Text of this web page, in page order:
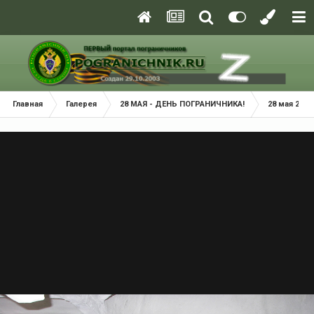
Главная Галерея 28 МАЯ - ДЕНЬ ПОГРАНИЧНИКА! 28 мая